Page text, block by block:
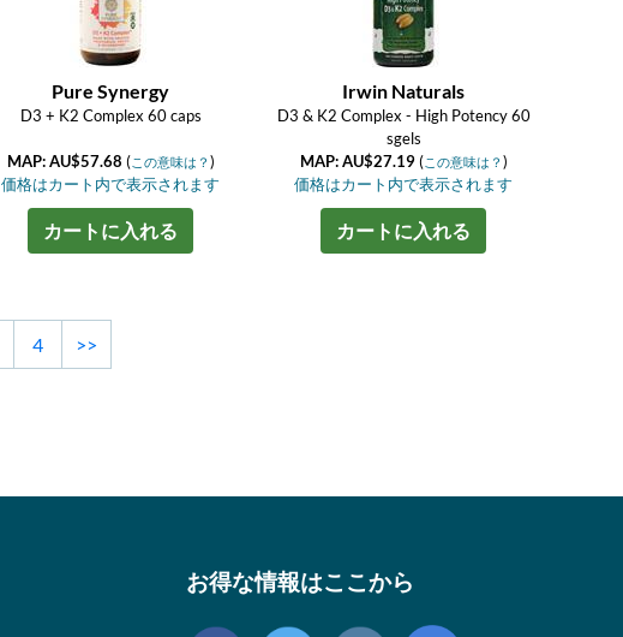
Pure Synergy
D3 + K2 Complex 60 caps
MAP: AU$57.68 (この意味は？ )
価格はカート内で表示されます
カートに入れる
Irwin Naturals
D3 & K2 Complex - High Potency 60
sgels
MAP: AU$27.19(この意味は？ )
価格はカート内で表示されます
カートに入れる
4 >>
お得な情報はここから